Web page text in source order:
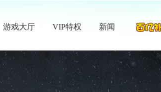
游戏大厅 VIP特权 新闻